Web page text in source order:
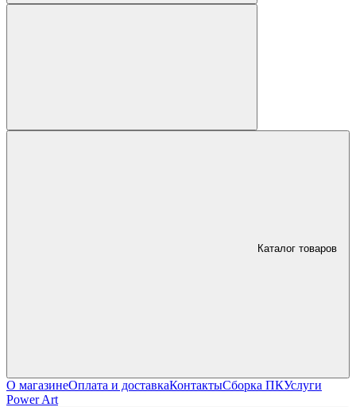
Каталог товаров
О магазинеОплата и доставкаКонтактыСборка ПКУслуги
Power Art